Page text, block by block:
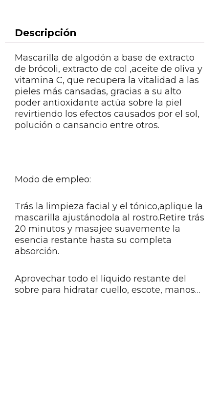
Descripción
Mascarilla de algodón a base de extracto
de brócoli, extracto de col ,aceite de oliva y
vitamina C, que recupera la vitalidad a las
pieles más cansadas, gracias a su alto
poder antioxidante actúa sobre la piel
revirtiendo los efectos causados por el sol,
polución o cansancio entre otros.
Modo de empleo:
Trás la limpieza facial y el tónico,aplique la
mascarilla ajustánodola al rostro.Retire trás
20 minutos y masajee suavemente la
esencia restante hasta su completa
absorción.
Aprovechar todo el líquido restante del
sobre para hidratar cuello, escote, manos…